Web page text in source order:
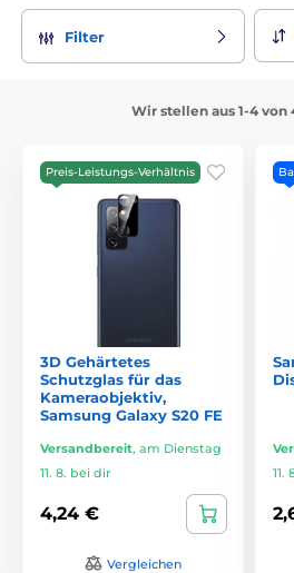
Filter
Wir stellen aus 1-4 von
Preis-Leistungs-Verhältnis
3D Gehärtetes
Schutzglas für das
Kameraobjektiv,
Samsung Galaxy S20 FE
Versandbereit, am Dienstag
11. 8. bei dir
4,24 €
Vergleichen
11.